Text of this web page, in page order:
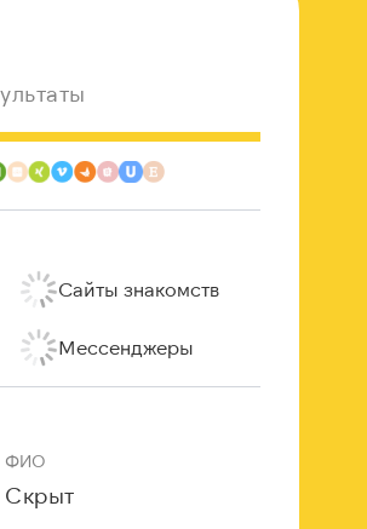
Сайты знакомств
Мессенджеры
ФИО
Скрыт